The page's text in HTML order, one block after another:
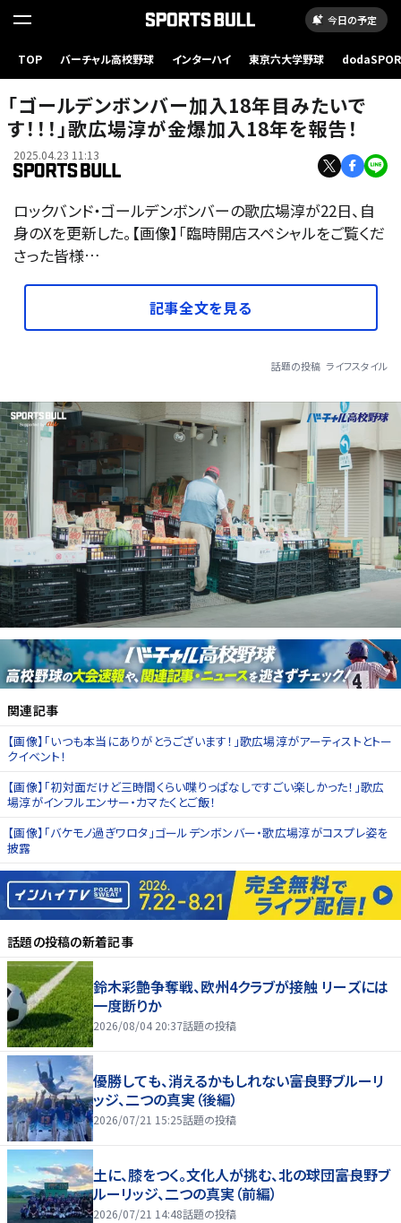
今日の予定
TOP バーチャル高校野球 インターハイ 東京六大学野球
「ゴールデンボンバー加入18年目みたいで
す！！！」歌広場淳が金爆加入18年を報告！
2025.04.23 11:13
ロックバンド・ゴールデンボンバーの歌広場淳が22日、自
身のXを更新した。【画像】「臨時開店スペシャルをご覧くだ
さった皆様…
記事全文を見る
話題の投稿 ライフスタイル
関連記事
【画像】「いつも本当にありがとうございます！」歌広場淳がアーティストとトー
クイベント！
【画像】「初対面だけど三時間くらい喋りっぱなしですごい楽しかった！」歌広
場淳がインフルエンサー・カマたくとご飯！
【画像】「バケモノ過ぎワロタ」ゴールデンボンバー・歌広場淳がコスプレ姿を
披露
話題の投稿の新着記事
鈴木彩艶争奪戦、欧州4クラブが接触 リーズには
一度断りか
2026/08/04 20:37話題の投稿
優勝しても、消えるかもしれない――富良野ブルーリ
ッジ、二つの真実（後編）
2026/07/21 15:25話題の投稿
土に、膝をつく。文化人が挑む、北の球団――富良野ブ
ルーリッジ、二つの真実（前編）
2026/07/21 14:48話題の投稿